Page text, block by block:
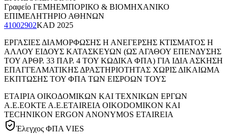
Γραφείο ΓΕΜΗΕΜΠΟΡΙΚΟ & ΒΙΟΜΗΧΑΝΙΚΟ
ΕΠΙΜΕΛΗΤΗΡΙΟ ΑΘΗΝΩΝ
41002902KAD 2025
ΕΡΓΑΣΙΕΣ ΔΙΑΜΟΡΦΩΣΗΣ Η ΑΝΕΓΕΡΣΗΣ ΚΤΙΣΜΑΤΟΣ Η
ΑΛΛΟΥ ΕΙΔΟΥΣ ΚΑΤΑΣΚΕΥΩΝ (ΩΣ ΑΓΑΘΟΥ ΕΠΕΝΔΥΣΗΣ
ΤΟΥ ΑΡΘΡ. 33 ΠΑΡ. 4 ΤΟΥ ΚΩΔΙΚΑ ΦΠΑ) ΓΙΑ ΙΔΙΑ ΑΣΚΗΣΗ
ΕΠΑΓΓΕΛΜΑΤΙΚΗΣ ΔΡΑΣΤΗΡΙΟΤΗΤΑΣ ΧΩΡΙΣ ΔΙΚΑΙΩΜΑ
ΕΚΠΤΩΣΗΣ ΤΟΥ ΦΠΑ ΤΩΝ ΕΙΣΡΟΩΝ ΤΟΥΣ
ΕΤΑΙΡΙΑ ΟΙΚΟΔΟΜΙΚΩΝ ΚΑΙ ΤΕΧΝΙΚΩΝ ΕΡΓΩΝ
Α.Ε.ΕΟΚΤΕ Α.Ε.ETAIREIA OIKODOMIKON KAI
TECHNIKON ERGON ANONYMOS ETAIREIA
Έλεγχος ΦΠΑ VIES